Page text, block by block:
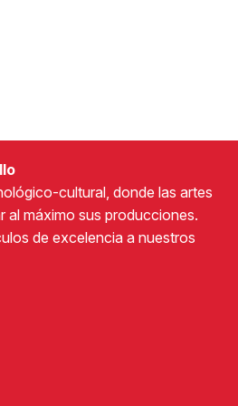
cultural, donde las artes
al máximo sus producciones.
de excelencia a nuestros